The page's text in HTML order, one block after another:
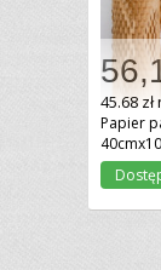
45.68
Papier